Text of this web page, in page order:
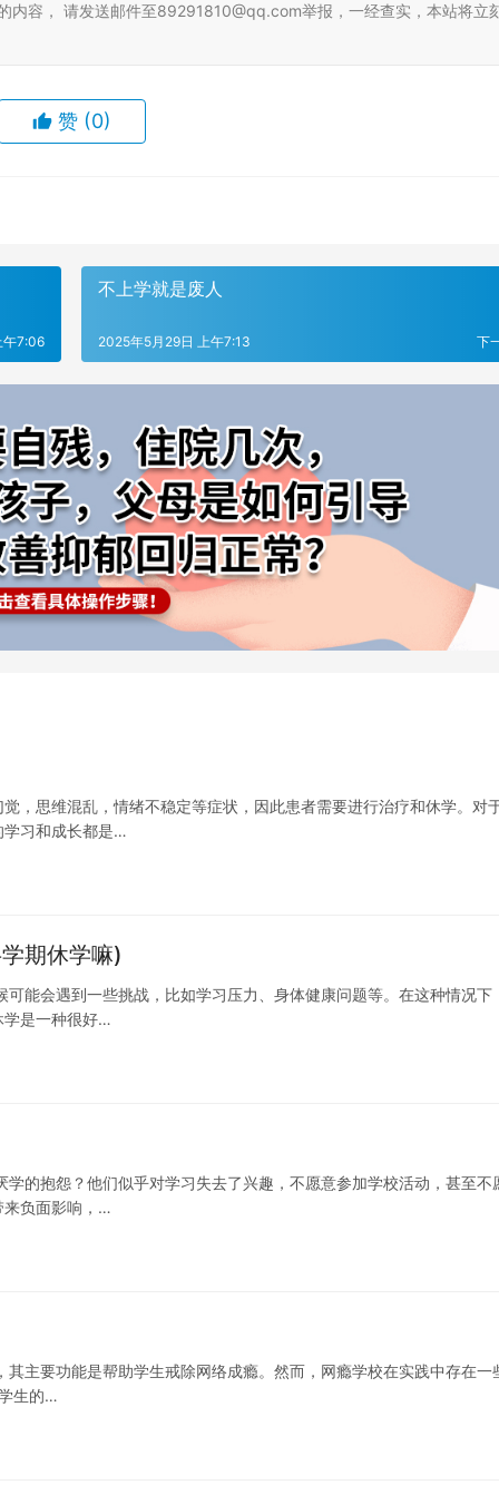
内容， 请发送邮件至89291810@qq.com举报，一经查实，本站将立
赞 (0)
午7:06
不上学就是废人
下
2025年5月29日 上午7:13
，思维混乱，情绪不稳定等症状，因此患者需要进行治疗和休学。对
学习和成长都是…
期休学嘛)
能会遇到一些挑战，比如学习压力、身体健康问题等。在这种情况下
学是一种很好…
的抱怨？他们似乎对学习失去了兴趣，不愿意参加学校活动，甚至不
来负面影响，…
主要功能是帮助学生戒除网络成瘾。然而，网瘾学校在实践中存在一
生的…